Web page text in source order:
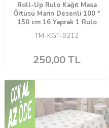
Roll-Up Rulo Kağıt Masa
Örtüsü Marin Desenli 100 *
150 cm 16 Yaprak 1 Rulo
TM-KGT-0212
250,00TL